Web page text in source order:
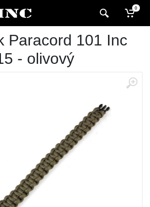
0
Paracord 101 Inc
- olivový